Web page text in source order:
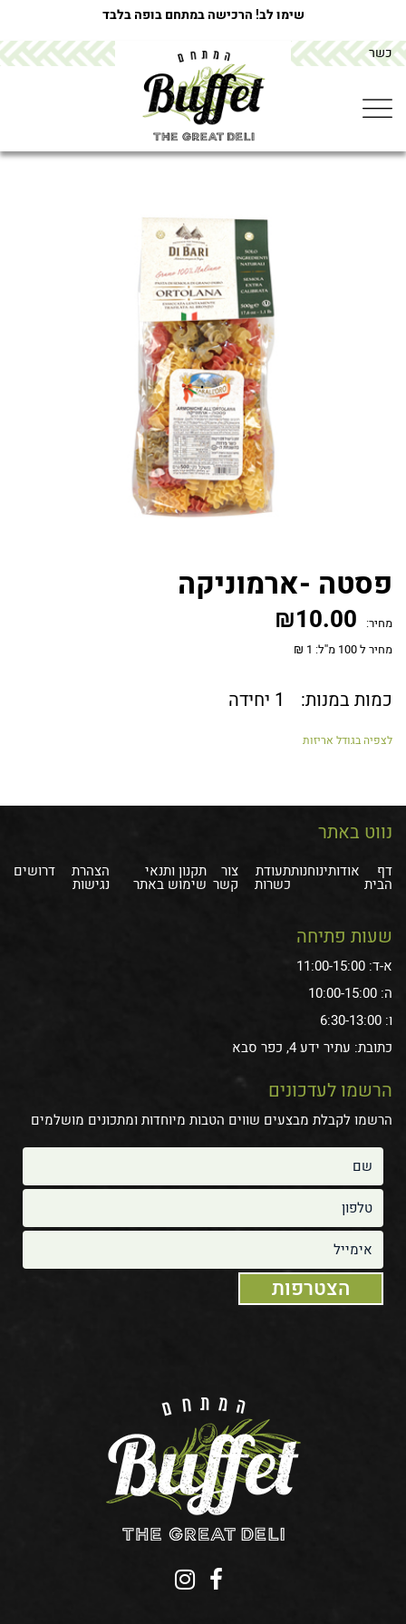
שימו לב! הרכישה במתחם בופה בלבד
כשר
פסטה -ארמוניקה
פסטה -ארמוניקה
מחיר: ₪10.00
מחיר ל 100 מ''ל: 1 ₪
כמות במנות: 1 יחידה
לצפיה בגודל אריזות
נווט באתר
דף
הבית
אודותינוחנותתעודת
כשרות
צור
קשר
תקנון ותנאי
שימוש באתר
הצהרת
נגישות
דרושים
שעות פתיחה
א-ד: 11:00-15:00
ה: 10:00-15:00
ו: 6:30-13:00
כתובת: עתיר ידע 4, כפר סבא
הרשמו לעדכונים
הרשמו לקבלת מבצעים שווים הטבות מיוחדות ומתכונים מושלמים